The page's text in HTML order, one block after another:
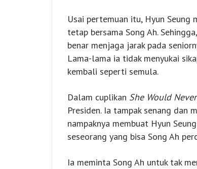
Usai pertemuan itu, Hyun Seung
tetap bersama Song Ah.
benar menjaga jarak pada
Lama-lama ia tidak menyukai
kembali seperti semula.
Dalam cuplikan She Would
Presiden. Ia tampak senang dan
nampaknya membuat Hyun
seseorang yang bisa Song Ah
Ia meminta Song Ah untuk tak